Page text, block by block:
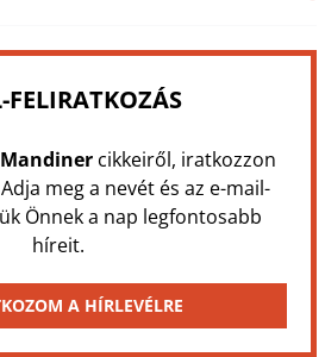
FELIRATKOZÁS
Mandinercikkeiről, iratkozzon
meg a nevét és az e-mail-
Önnek a nap legfontosabb
híreit.
A HÍRLEVÉLRE